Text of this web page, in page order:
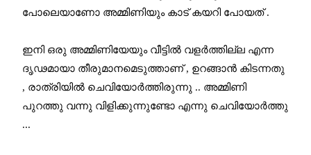
പോലെയാണോ അമ്മിണിയും കാട് കയറി പോയത് .
ഇനി ഒരു അമ്മിണിയേയും വീട്ടിൽ വളർത്തില്ല എന്ന
ദൃഢമായാ തീരുമാനമെടുത്താണ് , ഉറങ്ങാൻ കിടന്നതു
, രാത്രിയിൽ ചെവിയോർത്തിരുന്നു .. അമ്മിണി
പുറത്തു വന്നു വിളിക്കുന്നുണ്ടോ എന്നു ചെവിയോർത്തു
...